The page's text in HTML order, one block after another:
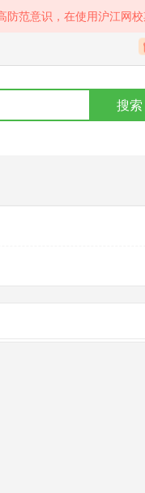
范意识，在使用沪江网校
搜索